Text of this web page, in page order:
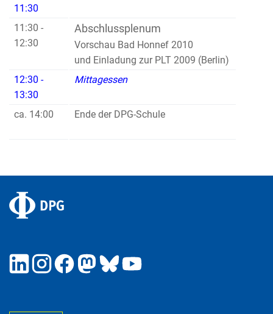
11:30
11:30 -
12:30
Abschlussplenum
Vorschau Bad Honnef 2010
und Einladung zur PLT 2009 (Berlin)
12:30 -
13:30
Mittagessen
ca. 14:00 Ende der DPG-Schule